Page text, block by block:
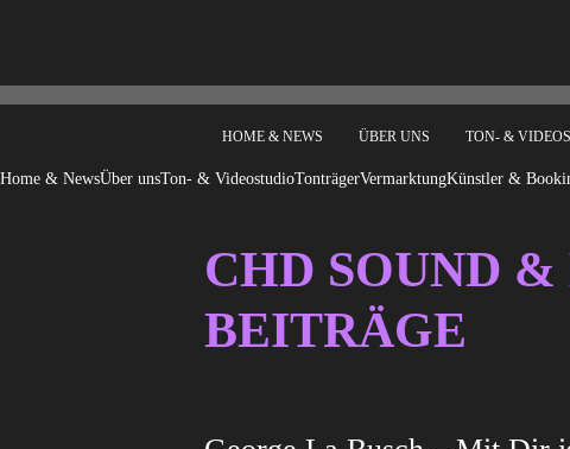
HOME & NEWS ÜBER UNS TON- &
Home & NewsÜber unsTon- & VideostudioTonträgerVermarktungKünstler &
CHD SOUND
BEITRÄGE